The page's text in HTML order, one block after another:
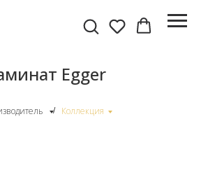
Egger
/ Коллекция